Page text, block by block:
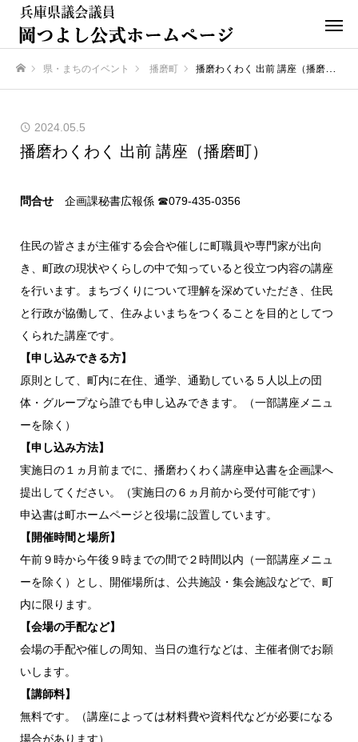
県・まちのイベント 播磨町 播磨わくわく 出前 講座（播磨町）
2024.05.5
播磨わくわく 出前 講座（播磨町）
問合せ 企画課秘書広報係 ☎079-435-0356
住民の皆さまが主催する会合や催しに町職員や専門家が出向
き、町政の現状やくらしの中で知っていると役立つ内容の講座
を行います。まちづくりについて理解を深めていただき、住民
と行政が協働して、住みよいまちをつくることを目的としてつ
くられた講座です。
【申し込みできる方】
原則として、町内に在住、通学、通勤している５人以上の団
体・グループなら誰でも申し込みできます。（一部講座メニュ
ーを除く）
【申し込み方法】
実施日の１ヵ月前までに、播磨わくわく講座申込書を企画課へ
提出してください。（実施日の６ヵ月前から受付可能です）
申込書は町ホームページと役場に設置しています。
【開催時間と場所】
午前９時から午後９時までの間で２時間以内（一部講座メニュ
ーを除く）とし、開催場所は、公共施設・集会施設などで、町
内に限ります。
【会場の手配など】
会場の手配や催しの周知、当日の進行などは、主催者側でお願
いします。
【講師料】
無料です。（講座によっては材料費や資料代などが必要になる
場合があります）